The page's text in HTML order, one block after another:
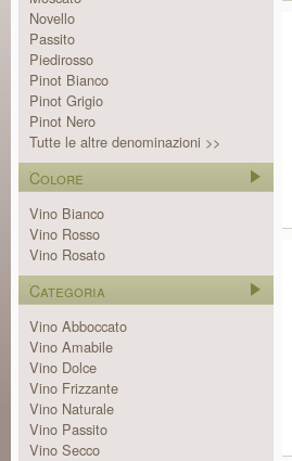
Novello
Passito
Piedirosso
Pinot Bianco
Pinot Grigio
Pinot Nero
Tutte le altre denominazioni >>
Colore
Vino Bianco
Vino Rosso
Vino Rosato
Categoria
Vino Abboccato
Vino Amabile
Vino Dolce
Vino Frizzante
Vino Naturale
Vino Passito
Vino Secco